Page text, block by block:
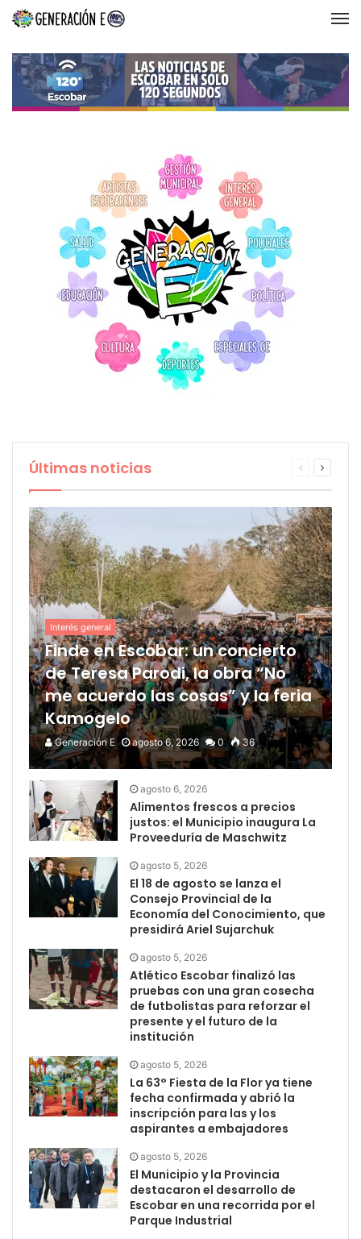
Últimas noticias
Interés general
Finde en Escobar: un concierto
de Teresa Parodi, la obra “No
me acuerdo las cosas” y la feria
Kamogelo
Generación E agosto 6, 2026 0 36
agosto 6, 2026
Alimentos frescos a precios
justos: el Municipio inaugura La
Proveeduría de Maschwitz
agosto 5, 2026
El 18 de agosto se lanza el
Consejo Provincial de la
Economía del Conocimiento, que
presidirá Ariel Sujarchuk
agosto 5, 2026
Atlético Escobar finalizó las
pruebas con una gran cosecha
de futbolistas para reforzar el
presente y el futuro de la
institución
agosto 5, 2026
La 63° Fiesta de la Flor ya tiene
fecha confirmada y abrió la
inscripción para las y los
aspirantes a embajadores
agosto 5, 2026
El Municipio y la Provincia
destacaron el desarrollo de
Escobar en una recorrida por el
Parque Industrial